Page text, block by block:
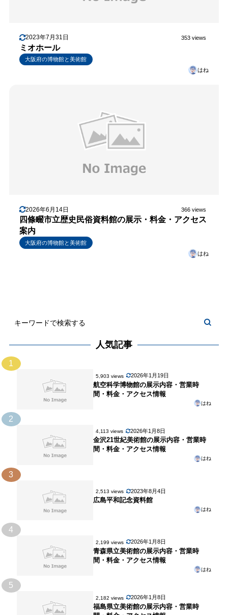
2023年7月31日 353 views
ミオホール
大阪府の博物館と美術館
はね
2026年6月14日 366 views
四條畷市立歴史民俗資料館の展示・料金・アクセス
案内
大阪府の博物館と美術館
はね
人気記事
1
5,903 views 2026年1月19日
航空科学博物館の展示内容・営業時
間・料金・アクセス情報
はね
2
4,113 views 2026年1月8日
金沢21世紀美術館の展示内容・営業時
間・料金・アクセス情報
はね
3
2,513 views 2023年8月4日
広島平和記念資料館
はね
4
2,199 views 2026年1月8日
青森県立美術館の展示内容・営業時
間・料金・アクセス情報
はね
5
2,182 views 2026年1月8日
福島県立美術館の展示内容・営業時